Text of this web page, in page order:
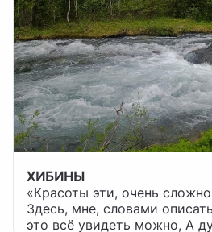
ХИБИНЫ
«Красоты эти, очень
Здесь, мне, словами
это всё увидеть можно, А